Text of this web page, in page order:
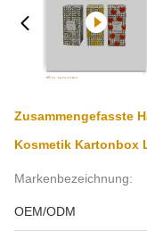
Zusammengefasste
Kosmetik Kartonbox
Markenbezeichnung:
OEM/ODM